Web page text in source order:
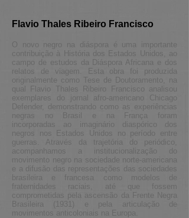
Flavio Thales Ribeiro Francisco
O novo negro na diáspora é uma importante
contribuição à História dos Estados Unidos, ao
campo de estudos da Diáspora Africana e dos
relatos de viagem. Esta obra foi produzida
originalmente como Tese de Doutoramento, na
qual Flavio Thales Ribeiro Francisco analisou
exemplares do jornal afro-americano Chicago
Defender, demonstrando como as experiências
negras no Brasil e na França foram
incorporadas ao imaginário diaspórico dos
negros nos Estados Unidos no período entre
guerras. Através da trajetória do periódico,
acompanhamos a institucionalização do
movimento negro na sociedade norte-americana
e a difusão das representações das sociedades
brasileira e francesa como modelos de
fraternidades raciais, até que fossem
comprometidas pela ascensão da Frente Negra
Brasileira (1931) e pela articulação de
movimentos anticoloniais na Europa.